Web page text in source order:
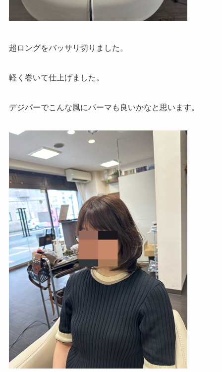
超ロングをバッサリ切りました。
軽く巻いて仕上げました。
デジパーでこんな風にパーマも良いかなと思います。